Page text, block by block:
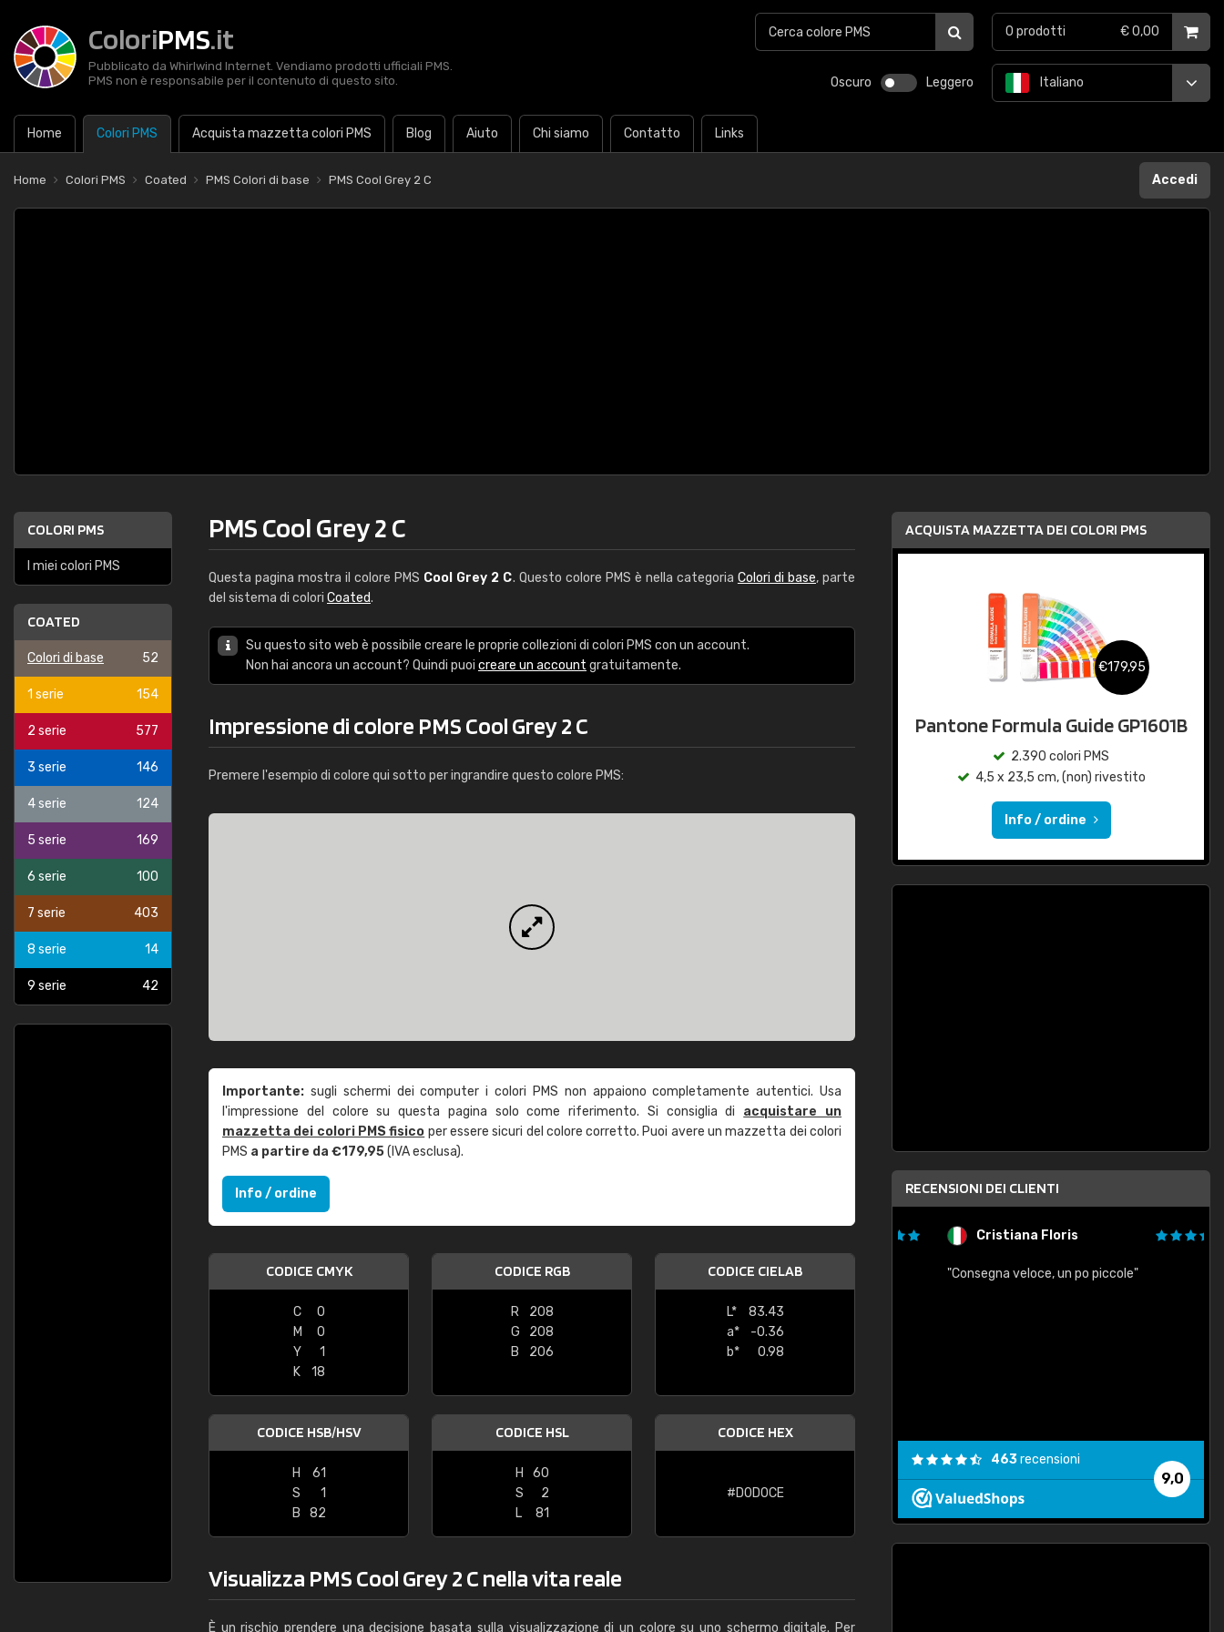
ColoriPMS.it
Pubblicato da Whirlwind Internet. Vendiamo prodotti ufficiali PMS.
PMS non è responsabile per il contenuto di questo sito.
Oscuro Leggero
Home Colori PMS Acquista mazzetta colori PMS Blog Aiuto Chi siamo Contatto Links
Italiano
0 prodotti € 0,00
Home Colori PMS Coated PMS Colori di base PMS Cool Grey 2 C Accedi
COLORI PMS
I miei colori PMS
COATED
Colori di base 52
1 serie 154
2 serie 577
3 serie 146
4 serie 124
5 serie 169
6 serie 100
7 serie 403
8 serie 14
9 serie 42
PMS Cool Grey 2 C
Questa pagina mostra il colore PMS Cool Grey 2 C. Questo colore PMS è nella categoria Colori di base, parte
del sistema di colori Coated.
Su questo sito web è possibile creare le proprie collezioni di colori PMS con un account.
Non hai ancora un account? Quindi puoi creare un account gratuitamente.
Impressione di colore PMS Cool Grey 2 C
Premere l'esempio di colore qui sotto per ingrandire questo colore PMS:
Importante: sugli schermi dei computer i colori PMS non appaiono completamente autentici. Usa
l'impressione del colore su questa pagina solo come riferimento. Si consiglia di acquistare un
mazzetta dei colori PMS fisico per essere sicuri del colore corretto. Puoi avere un mazzetta dei colori
PMS a partire da €179,95(IVA esclusa).
Info / ordine
CODICE CMYK
C
0
M
0
Y
1
K
18
CODICE RGB
R
208
G
208
B
206
CODICE CIELAB
L*
83.43
a*
-0.36
b*
0.98
CODICE HSB/HSV
H
61
S
1
B
82
CODICE HSL
H
60
S
2
L
81
CODICE HEX
#D0D0CE
Visualizza PMS Cool Grey 2 C nella vita reale
È un rischio prendere una decisione basata sulla visualizzazione di un colore su uno schermo digitale. Per
ACQUISTA MAZZETTA DEI COLORI PMS
€179,95
Pantone Formula Guide GP1601B
2.390 colori PMS
4,5 x 23,5 cm, (non) rivestito
Info / ordine
RECENSIONI DEI CLIENTI
Cristiana Floris
"Consegna veloce, un po piccole"
9,0
463recensioni